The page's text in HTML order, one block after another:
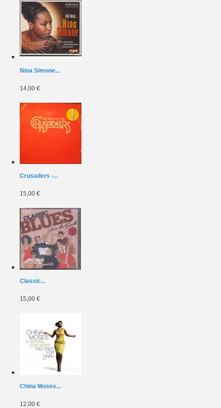
Nina Simone...
14,00 €
Crusaders -...
15,00 €
Classic...
15,00 €
China Moses...
12,00 €